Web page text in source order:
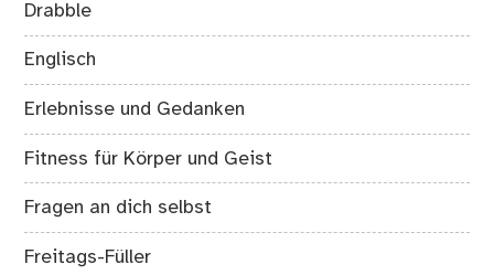
Drabble
Englisch
Erlebnisse und Gedanken
Fitness für Körper und Geist
Fragen an dich selbst
Freitags-Füller